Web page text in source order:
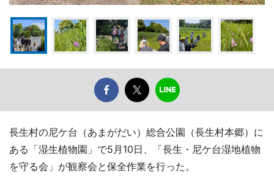
長生村の尼ケ台（あまがだい）総合公園（長生村本郷）に
ある「湿生植物園」で5月10日、「長生・尼ケ台湿地植物
を守る会」が観察会と保全作業を行った。